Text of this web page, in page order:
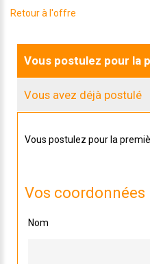
Retour à l'offre
Vous postulez pour la
Vous avez déjà postulé
Vous postulez pour la
Vos coordonnées
Nom